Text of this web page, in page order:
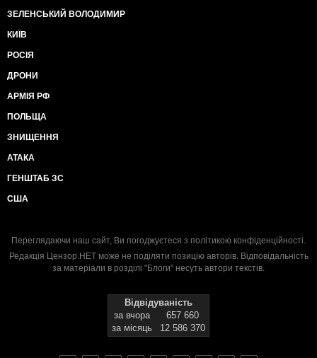
ЗЕЛЕНСЬКИЙ ВОЛОДИМИР
КИЇВ
РОСІЯ
ДРОНИ
АРМІЯ РФ
ПОЛЬЩА
ЗНИЩЕННЯ
АТАКА
ГЕНШТАБ ЗС
США
Переглядаючи наш сайт, Ви погоджуєтеся з політикою конфіденційності.
Редакція Цензор.НЕТ може не поділяти позицію авторів. Відповідальність
за матеріали в розділі "Блоги" несуть автори текстів.
Відвідуваність
за вчора
657 660
за місяць
12 586 370